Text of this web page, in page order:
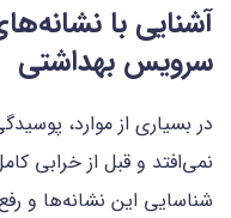
آشنایی با
سرویس بهداشتی
در بسیاری از موارد،
نمی‌افتد و قبل از خرابی
شناسایی این نشانه‌ها و